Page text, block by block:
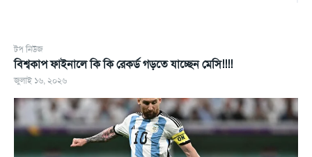
টপ নিউজ
বিশ্বকাপ ফাইনালে কি কি রেকর্ড গড়তে যাচ্ছেন মেসি!!!!
জুলাই ১৬, ২০২৬